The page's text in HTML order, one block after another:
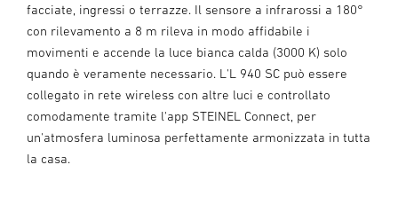
facciate, ingressi o terrazze. Il sensore a infrarossi a 180°
con rilevamento a 8 m rileva in modo affidabile i
movimenti e accende la luce bianca calda (3000 K) solo
quando è veramente necessario. L'L 940 SC può essere
collegato in rete wireless con altre luci e controllato
comodamente tramite l'app STEINEL Connect, per
un'atmosfera luminosa perfettamente armonizzata in tutta
la casa.